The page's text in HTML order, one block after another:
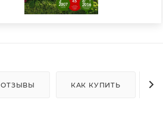
ОТЗЫВЫ КАК КУПИТЬ